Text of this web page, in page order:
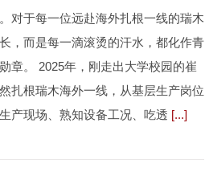
对于每一位远赴海外扎根一线的瑞木
，而是每一滴滚烫的汗水，都化作青
章。 2025年，刚走出大学校园的崔
扎根瑞木海外一线，从基层生产岗位
产现场、熟知设备工况、吃透 [...]